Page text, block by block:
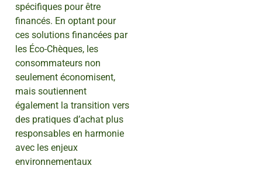
spécifiques pour être
financés. En optant pour
ces solutions financées par
les Éco-Chèques, les
consommateurs non
seulement économisent,
mais soutiennent
également la transition vers
des pratiques d’achat plus
responsables en harmonie
avec les enjeux
environnementaux